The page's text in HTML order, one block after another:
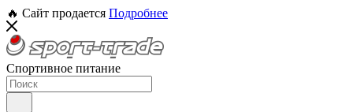
🔥 Сайт продается Подробнее
Спортивное питание